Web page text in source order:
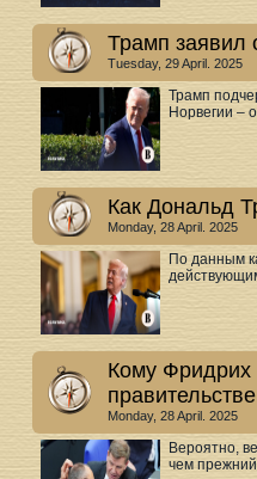
Трамп заявил
Tuesday, 29 April. 2025
Трамп
Норвегии –
Как Дональд
Monday, 28 April. 2025
По данным
Кому Фридрих
Monday, 28 April. 2025
Вероятно,
чем